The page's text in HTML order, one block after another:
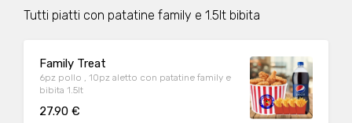
Tutti piatti con patatine family e 1.5lt bibita
Family Treat
6pz pollo , 10pz aletto con patatine family e
bibita 1.5lt
27.90 €